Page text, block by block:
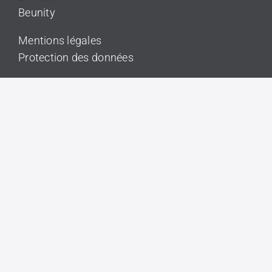
Beunity
Mentions légales
Protection des données